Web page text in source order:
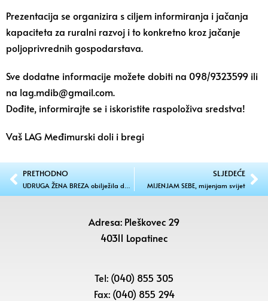
Prezentacija se organizira s ciljem informiranja i jačanja
kapaciteta za ruralni razvoj i to konkretno kroz jačanje
poljoprivrednih gospodarstava.
Sve dodatne informacije možete dobiti na 098/9323599 ili
na lag.mdib@gmail.com.
Dođite, informirajte se i iskoristite raspoloživa sredstva!
Vaš LAG Međimurski doli i bregi
PRETHODNO
UDRUGA ŽENA BREZA obilježila deset godina djelovanja
SLJEDEĆE
MIJENJAM SEBE, mijenjam svijet
Adresa: Pleškovec 29
40311 Lopatinec
Tel: (040) 855 305
Fax: (040) 855 294